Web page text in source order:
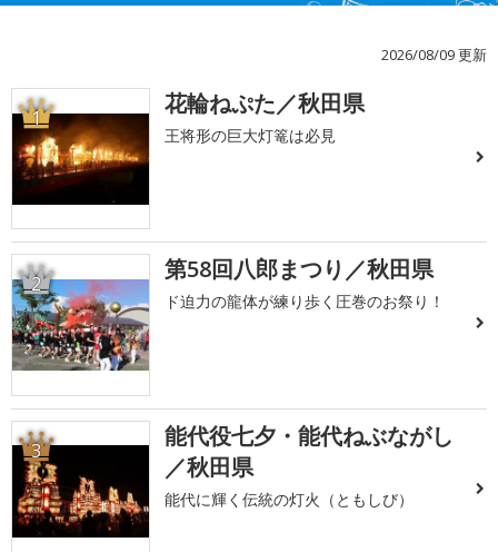
2026/08/09 更新
1 花輪ねぷた／秋田県
王将形の巨大灯篭は必見
2 第58回八郎まつり／秋田県
ド迫力の龍体が練り歩く圧巻のお祭り！
3
能代役七夕・能代ねぶながし
／秋田県
能代に輝く伝統の灯火（ともしび）